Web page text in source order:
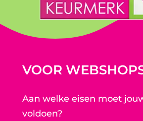
VOOR
Aan welke eisen moet
voldoen?